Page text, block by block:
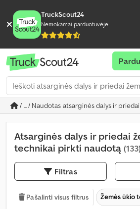
TruckScout24
Nemokamai parduotuvėje
/ ... / Naudotas atsarginės dalys ir
Atsarginės dalys ir priedai
technikai pirkti naudotą (133)
Filtras
Pašalinti visus filtrus Žemės ūkio